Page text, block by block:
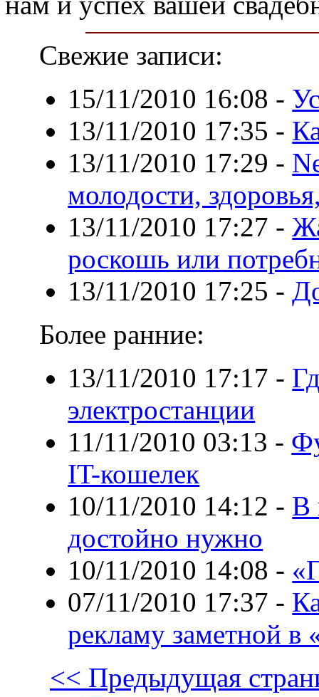
Свежие записи:
15/11/2010 16:08 -
13/11/2010 17:35 -
13/11/2010 17:29 -
молодости,
13/11/2010 17:27 -
роскошь или
13/11/2010 17:25 -
Более ранние:
13/11/2010 17:17 -
электростанции
11/11/2010 03:13 -
IT-кошелек
10/11/2010 14:12 - В
достойно нужно
10/11/2010 14:08 -
07/11/2010 17:37 -
рекламу заметной в
<< Предыдущая